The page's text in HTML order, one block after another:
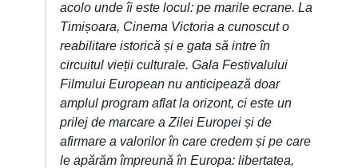
acolo unde îi este locul: pe marile ecrane. La
Timișoara, Cinema Victoria a cunoscut o
reabilitare istorică și e gata să intre în
circuitul vieții culturale. Gala Festivalului
Filmului European nu anticipează doar
amplul program aflat la orizont, ci este un
prilej de marcare a Zilei Europei și de
afirmare a valorilor în care credem și pe care
le apărăm împreună în Europa: libertatea,